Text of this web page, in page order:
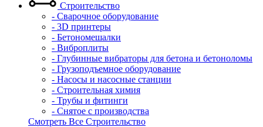
Строительство
- Сварочное оборудование
- 3D принтеры
- Бетономешалки
- Виброплиты
- Глубинные вибраторы для бетона и бетоноломы
- Грузоподъемное оборудование
- Насосы и насосные станции
- Строительная химия
- Трубы и фитинги
- Снятое с производства
Смотреть Все Строительство